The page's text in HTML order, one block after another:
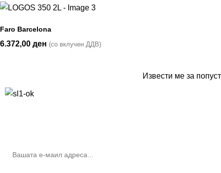
Faro Barcelona
6.372,00 ден (со вклучен ДДВ)
Извести ме за попуст